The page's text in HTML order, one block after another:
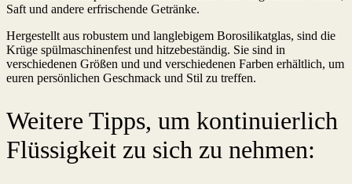
Saft und andere erfrischende Getränke.
Hergestellt aus robustem und langlebigem Borosilikatglas, sind die
Krüge spülmaschinenfest und hitzebeständig. Sie sind in
verschiedenen Größen und und verschiedenen Farben erhältlich, um
euren persönlichen Geschmack und Stil zu treffen.
Weitere Tipps, um kontinuierlich
Flüssigkeit zu sich zu nehmen: